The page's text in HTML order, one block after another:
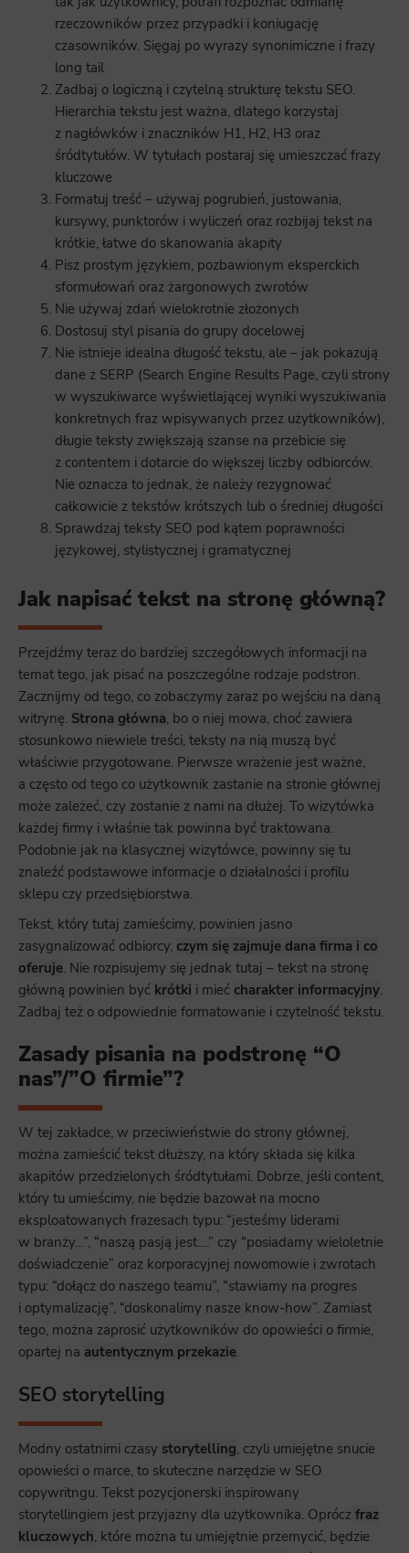
rzeczowników przez przypadki i koniugację
czasowników. Sięgaj po wyrazy synonimiczne i frazy
long tail
Zadbaj o logiczną i czytelną strukturę tekstu SEO.
Hierarchia tekstu jest ważna, dlatego korzystaj
z nagłówków i znaczników H1, H2, H3 oraz
śródtytułów. W tytułach postaraj się umieszczać frazy
kluczowe
Formatuj treść – używaj pogrubień, justowania,
kursywy, punktorów i wyliczeń oraz rozbijaj tekst na
krótkie, łatwe do skanowania akapity
Pisz prostym językiem, pozbawionym eksperckich
sformułowań oraz żargonowych zwrotów
Nie używaj zdań wielokrotnie złożonych
Dostosuj styl pisania do grupy docelowej
Nie istnieje idealna długość tekstu, ale – jak pokazują
dane z SERP (Search Engine Results Page, czyli strony
w wyszukiwarce wyświetlającej wyniki wyszukiwania
konkretnych fraz wpisywanych przez użytkowników),
długie teksty zwiększają szanse na przebicie się
z contentem i dotarcie do większej liczby odbiorców.
Nie oznacza to jednak, że należy rezygnować
całkowicie z tekstów krótszych lub o średniej długości
Sprawdzaj teksty SEO pod kątem poprawności
językowej, stylistycznej i gramatycznej
Jak napisać tekst na stronę główną?
Przejdźmy teraz do bardziej szczegółowych informacji na
temat tego, jak pisać na poszczególne rodzaje podstron.
Zacznijmy od tego, co zobaczymy zaraz po wejściu na daną
witrynę. Strona główna, bo o niej mowa, choć zawiera
stosunkowo niewiele treści, teksty na nią muszą być
właściwie przygotowane. Pierwsze wrażenie jest ważne,
a często od tego co użytkownik zastanie na stronie głównej
może zależeć, czy zostanie z nami na dłużej. To wizytówka
każdej firmy i właśnie tak powinna być traktowana.
Podobnie jak na klasycznej wizytówce, powinny się tu
znaleźć podstawowe informacje o działalności i profilu
sklepu czy przedsiębiorstwa.
Tekst, który tutaj zamieścimy, powinien jasno
zasygnalizować odbiorcy, czym się zajmuje dana firma i co
oferuje. Nie rozpisujemy się jednak tutaj – tekst na stronę
główną powinien być krótki i mieć charakter informacyjny.
Zadbaj też o odpowiednie formatowanie i czytelność tekstu.
Zasady pisania na podstronę “O
nas”/”O firmie”?
W tej zakładce, w przeciwieństwie do strony głównej,
można zamieścić tekst dłuższy, na który składa się kilka
akapitów przedzielonych śródtytułami. Dobrze, jeśli content,
który tu umieścimy, nie będzie bazował na mocno
eksploatowanych frazesach typu: “jesteśmy liderami
w branży…”, “naszą pasją jest….” czy “posiadamy wieloletnie
doświadczenie” oraz korporacyjnej nowomowie i zwrotach
typu: “dołącz do naszego teamu”, “stawiamy na progres
i optymalizację”, “doskonalimy nasze know-how”. Zamiast
tego, można zaprosić użytkowników do opowieści o firmie,
opartej na autentycznym przekazie.
SEO storytelling
Modny ostatnimi czasy storytelling, czyli umiejętne snucie
opowieści o marce, to skuteczne narzędzie w SEO
copywritngu. Tekst pozycjonerski inspirowany
storytellingiem jest przyjazny dla użytkownika. Oprócz fraz
kluczowych, które można tu umiejętnie przemycić, będzie